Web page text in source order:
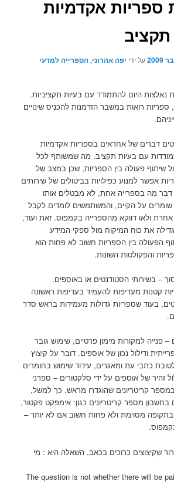
ספריות אקדמיות
על ידי יפה אהרוני, הספרייה למדעי
נאלצות היום להתמודד עם בעיות תקציביות.
רואות במשבר הזדמנות להכניס שינויים
דברים של אחראים בספריות אקדמיות
עם בעיות תקציב. מה שמשותף לכל
שיתוף פעולה בין הספריות, שכן במצב של
אפשר למנוע כפילויות בביטולים של שירותים
מה בספרייה אחת, לא מבטלים אותו
על הקיים, והמשתמשים לומדים לקבל
ולאו דווקא מהספרייה בקמפוס. זאת ועוד,
את כוח המיקוח מול ספקי המידע
הפעולה בין הספריות חשוב לא פחות הוא
והפקולטות השונות.
– בשירותי הסטודנטים או באוספים.
קטנות מעדיפות להעמיד בעדיפות ראשונה
בעוד שספריות גדולות מעמידות בראש סדר
– פנייה למקורות מימון פרטיים, שימוש גובר
ודילול נכון של אוספים. דובר על קיצוץ
כתבי עת ומאגרים, עידוד שימוש בחומרים
זהיר של אוספים על ידי סלקטורים – ספרני
קריטריונים שהוגדרו מראש. כך למשל,
מספר קריטריונים כגון: אימפקט פקטור,
מסוימת ולא פחות חשוב אם לא יותר –
שקיצוצים כרוכים בכאב, השאלה היא : מי
." The question is not whether there will be